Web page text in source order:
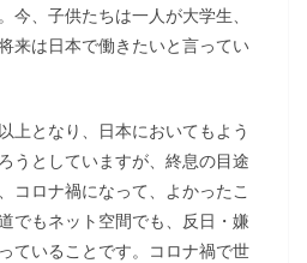
今、子供たちは一人が大学生、
来は日本で働きたいと言ってい
上となり、日本においてもよう
うとしていますが、終息の目途
コロナ禍になって、よかったこ
でもネット空間でも、反日・嫌
ていることです。コロナ禍で世